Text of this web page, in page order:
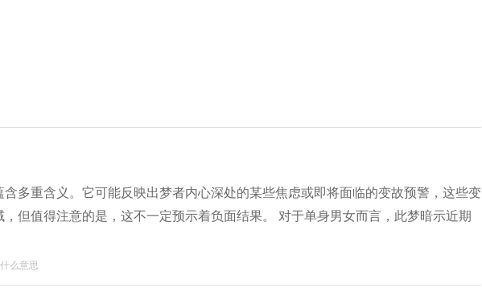
多重含义。它可能反映出梦者内心深处的某些焦虑或即将面临的变故预警，这些变
但值得注意的是，这不一定预示着负面结果。 对于单身男女而言，此梦暗示近期
么意思